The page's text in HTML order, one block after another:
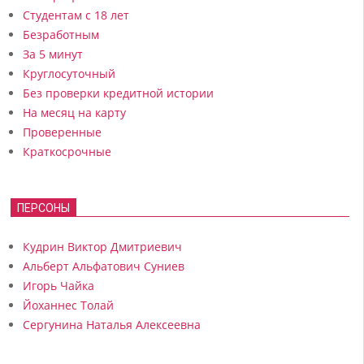
Студентам с 18 лет
Безработным
За 5 минут
Круглосуточный
Без проверки кредитной истории
На месяц на карту
Проверенные
Краткосрочные
ПЕРСОНЫ
Кудрин Виктор Дмитриевич
Альберт Альфатович Суниев
Игорь Чайка
Йоханнес Толай
Сергунина Наталья Алексеевна